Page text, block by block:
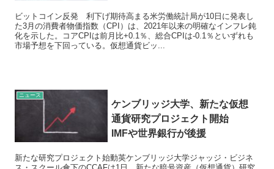
ビットコイン反発 利下げ期待高まる米労働統計局が10日に発表し
た3月の消費者物価指数（CPI）は、2021年以来の明確なインフレ鈍
化を示した。コアCPIは前月比+0.1％、総合CPIは-0.1％といずれも
市場予想を下回っている。仮想通貨ビッ...
ニュース
ケンブリッジ大学、新たな仮想
通貨研究プロジェクト開始
IMFや世界銀行が後援
新たな研究プロジェクト始動英ケンブリッジ大学ジャッジ・ビジネ